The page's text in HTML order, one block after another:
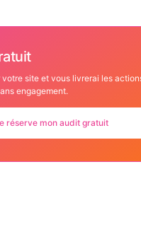
site et vous livrerai les
engagement.
réserve mon audit gratuit